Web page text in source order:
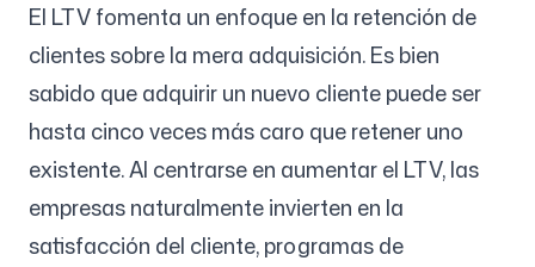
El LTV fomenta un enfoque en la retención de
clientes sobre la mera adquisición. Es bien
sabido que adquirir un nuevo cliente puede ser
hasta cinco veces más caro que retener uno
existente. Al centrarse en aumentar el LTV, las
empresas naturalmente invierten en la
satisfacción del cliente, programas de